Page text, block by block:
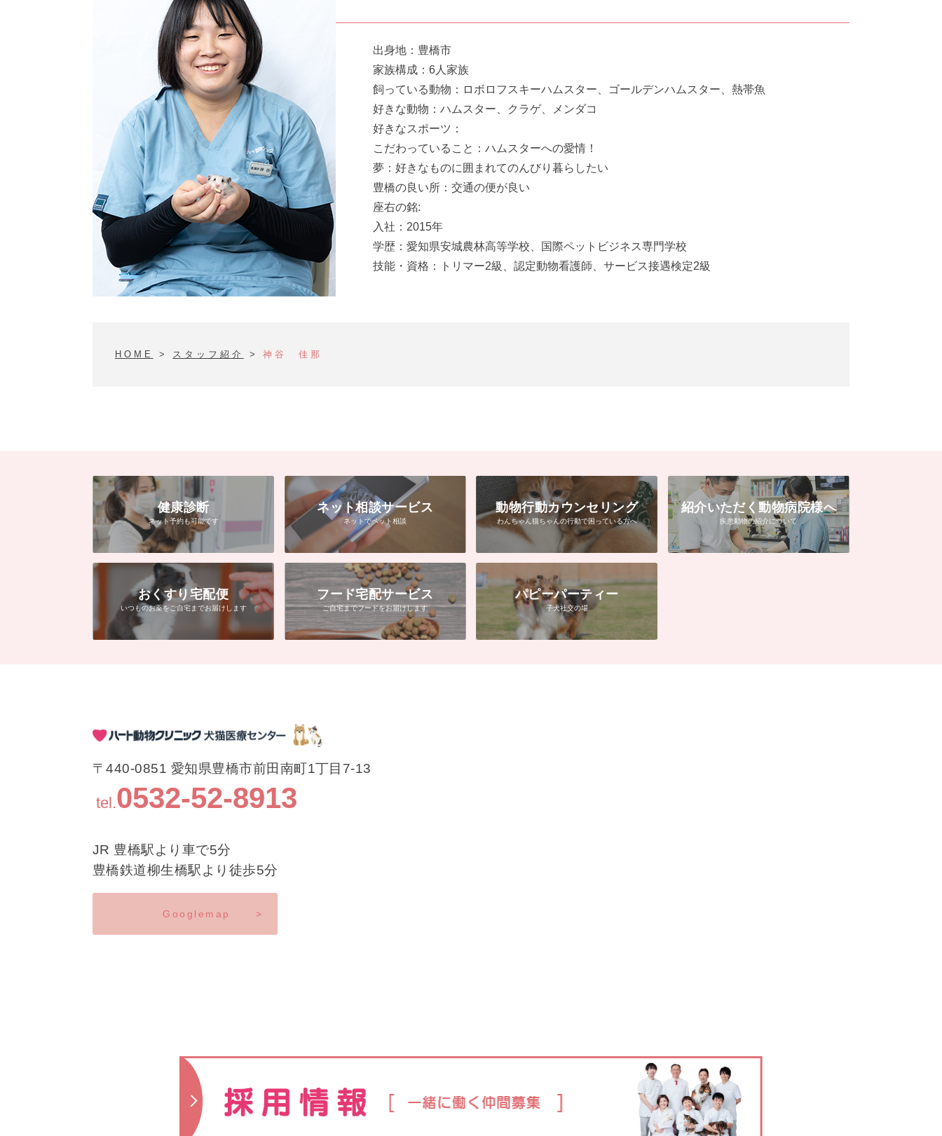
出身地：豊橋市
家族構成：6人家族
飼っている動物：ロボロフスキーハムスター、ゴールデンハムスター、熱帯魚
好きな動物：ハムスター、クラゲ、メンダコ
好きなスポーツ：
こだわっていること：ハムスターへの愛情！
夢：好きなものに囲まれてのんびり暮らしたい
豊橋の良い所：交通の便が良い
座右の銘:
入社：2015年
学歴：愛知県安城農林高等学校、国際ペットビジネス専門学校
技能・資格：トリマー2級、認定動物看護師、サービス接遇検定2級
HOME > スタッフ紹介 >神谷 佳那
健康診断
ネット予約も可能です
ネット相談サービス
ネットでペット相談
動物行動カウンセリング
わんちゃん猫ちゃんの行動で困っている方へ
紹介いただく動物病院様へ
疾患動物の紹介について
おくすり宅配便
いつものお薬をご自宅までお届けします
フード宅配サービス
ご自宅までフードをお届けします
パピーパーティー
子犬社交の場
〒440-0851 愛知県豊橋市前田南町1丁目7-13
tel.0532-52-8913
JR 豊橋駅より車で5分
豊橋鉄道柳生橋駅より徒歩5分
Googlemap >